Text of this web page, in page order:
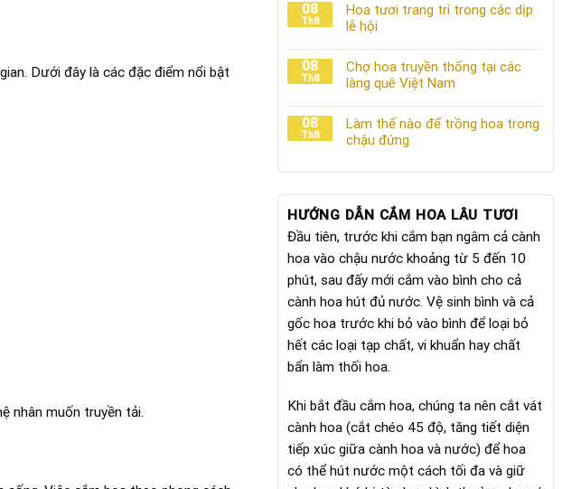
Dưới đây là các đặc điểm nổi bật
nhân muốn truyền tải.
08
Th8
Hoa tươi trang trí trong các dịp
lễ hội
08
Th8
Chợ hoa truyền thống tại các
làng quê Việt Nam
08
Th8
Làm thế nào để trồng hoa trong
chậu đứng
HƯỚNG DẪN CẮM HOA LÂU TƯƠI
Đầu tiên, trước khi cắm bạn ngâm cả cành
hoa vào chậu nước khoảng từ 5 đến 10
phút, sau đấy mới cắm vào bình cho cả
cành hoa hút đủ nước. Vệ sinh bình và cả
gốc hoa trước khi bỏ vào bình để loại bỏ
hết các loại tạp chất, vi khuẩn hay chất
bẩn làm thối hoa.
Khi bắt đầu cắm hoa, chúng ta nên cắt vát
cành hoa (cắt chéo 45 độ, tăng tiết diện
tiếp xúc giữa cành hoa và nước) để hoa
có thể hút nước một cách tối đa và giữ